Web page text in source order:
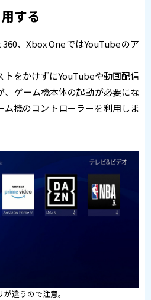
する
、Xbox OneではYouTubeのア
トをかけずにYouTubeや動画配信
、ゲーム機本体の起動が必要にな
ム機のコントローラーを利用しま
違うので注意。